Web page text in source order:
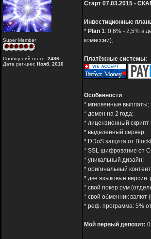
Super Member
Сообщений всего: 2486
Дата рег-ции: Нояб. 2010
Старт 07.03.2015 -
Инвестиционные
* Plan 1: 0,6% - 2,5% в
комиссии);
Платёжные системы:
Особенности:
* мгновенные выплаты;
* домен на 2 года;
* лицензионный
* выделенный сервер;
* DDoS защита от
* SSL шифрование от
* уникальный дизайн;
* оригинальный
* две языковые версии:
* свой покер рум
* свой обменник валют
* реф. программа: 5%
Мой первый депозит: